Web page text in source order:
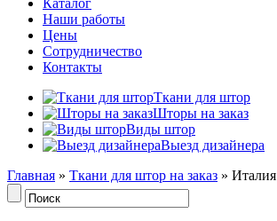
Каталог
Наши работы
Цены
Сотрудничество
Контакты
Ткани для штор
Шторы на заказ
Виды штор
Выезд дизайнера
Главная » Ткани для штор на заказ » Италия